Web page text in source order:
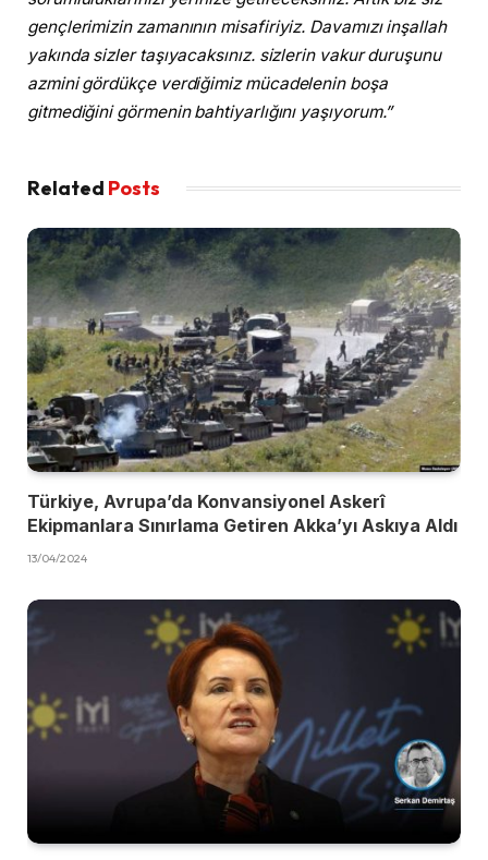
gençlerimizin zamanının misafiriyiz. Davamızı inşallah
yakında sizler taşıyacaksınız. sizlerin vakur duruşunu
azmini gördükçe verdiğimiz mücadelenin boşa
gitmediğini görmenin bahtiyarlığını yaşıyorum.”
Related Posts
Türkiye, Avrupa’da Konvansiyonel Askerî
Ekipmanlara Sınırlama Getiren Akka’yı Askıya Aldı
13/04/2024